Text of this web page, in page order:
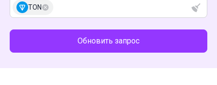
TON
Обновить запрос